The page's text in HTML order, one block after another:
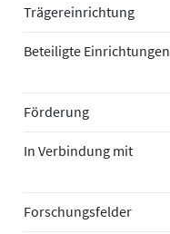
Trägereinrichtung
Beteiligte Einrichtungen
Förderung
In Verbindung mit
Forschungsfelder